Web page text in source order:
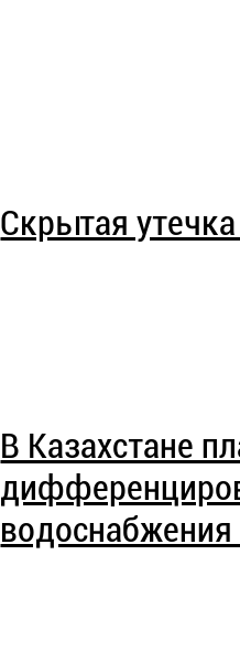
Скрытая
В Казахстане